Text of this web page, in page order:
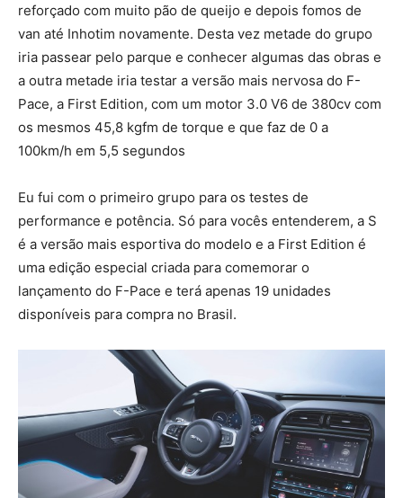
reforçado com muito pão de queijo e depois fomos de
van até Inhotim novamente. Desta vez metade do grupo
iria passear pelo parque e conhecer algumas das obras e
a outra metade iria testar a versão mais nervosa do F-
Pace, a First Edition, com um motor 3.0 V6 de 380cv com
os mesmos 45,8 kgfm de torque e que faz de 0 a
100km/h em 5,5 segundos
Eu fui com o primeiro grupo para os testes de
performance e potência. Só para vocês entenderem, a S
é a versão mais esportiva do modelo e a First Edition é
uma edição especial criada para comemorar o
lançamento do F-Pace e terá apenas 19 unidades
disponíveis para compra no Brasil.